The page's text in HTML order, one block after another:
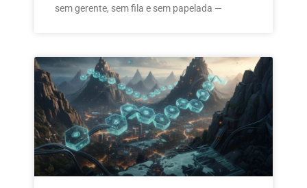
sem gerente, sem fila e sem papelada —